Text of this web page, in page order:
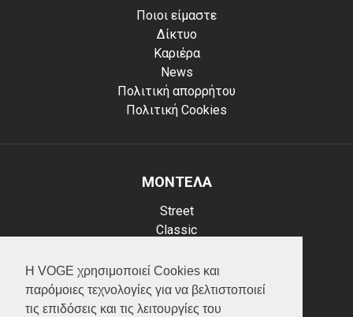
Η VOGE χρησιμοποιεί Cookies και
παρόμοιες τεχνολογίες για να βελτιστοποιεί
τις επιδόσεις και τις λειτουργίες του
Ποιοι είμαστε
Δίκτυο
Καριέρα
News
Πολιτική απορρήτου
Πολιτική Cookies
ΜΟΝΤΕΛΑ
Street
Classic
Scooter
ATV (Loncin)